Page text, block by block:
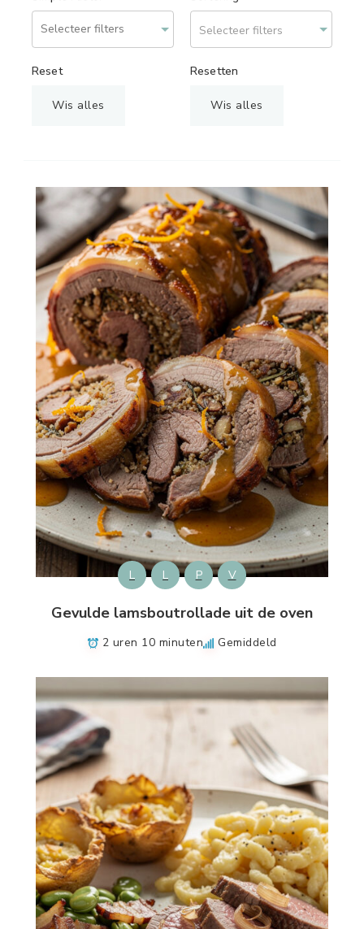
Selecteer filters
Reset
Wis alles
Resetten
Wis alles
L L P V
Gevulde lamsboutrollade uit de oven
2 uren 10 minuten Gemiddeld